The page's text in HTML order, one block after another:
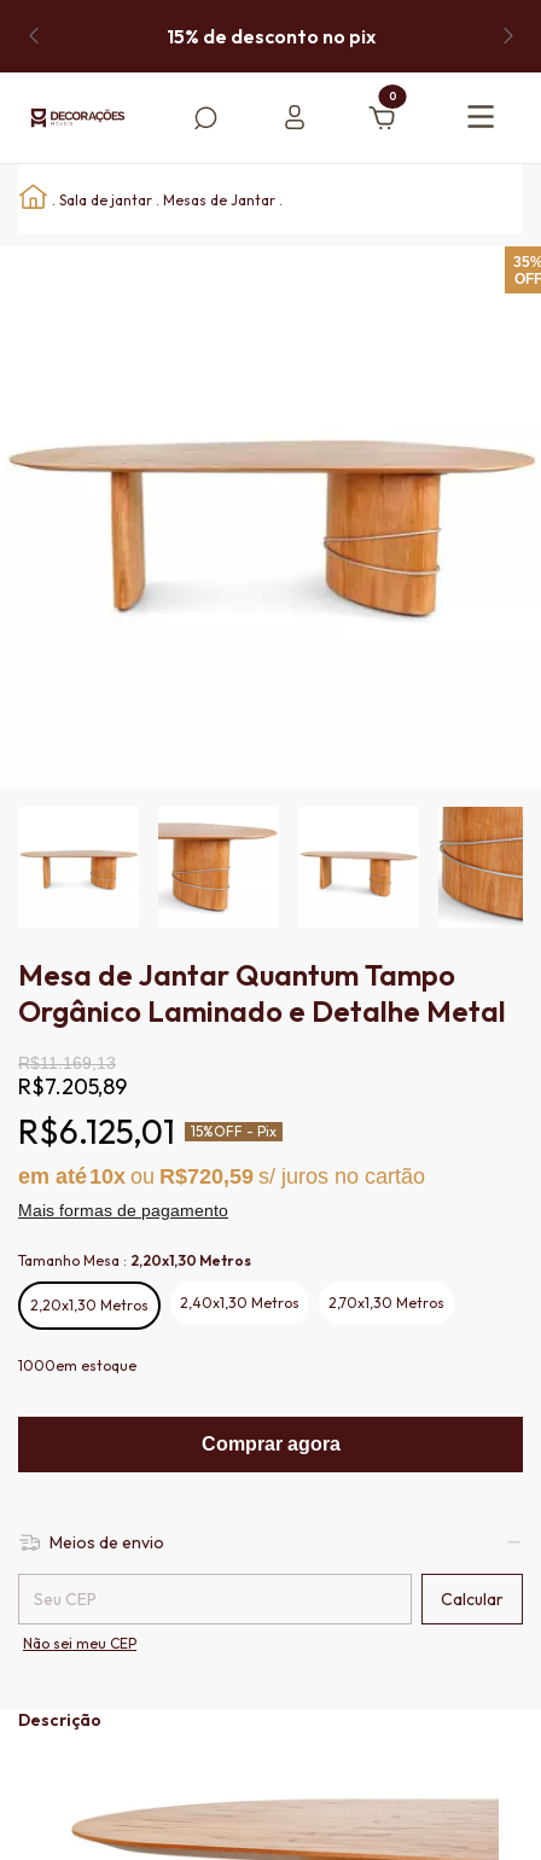
15% de desconto no pix
0
Sala de jantar Mesas de Jantar
Mesa de Jantar Quantum Tampo
Orgânico Laminado e Detalhe Metal
R$11.169,13
R$7.205,89
R$6.125,01 15%OFF - Pix
10 R$720,59
Mais formas de pagamento
Tamanho Mesa : 2,20x1,30 Metros
2,20x1,30 Metros 2,40x1,30 Metros 2,70x1,30 Metros
1000em estoque
Comprar agora
Meios de envio
Entregas para o CEP:
Calcular
Não sei meu CEP
Descrição